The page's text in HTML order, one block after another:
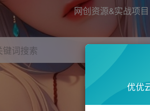
网创资源&实战项
键词搜索
引流 直播
优优